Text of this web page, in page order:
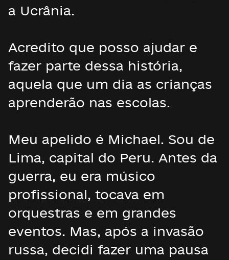
a Ucrânia.
Acredito que posso ajudar e
fazer parte dessa história,
aquela que um dia as crianças
aprenderão nas escolas.
Meu apelido é Michael. Sou de
Lima, capital do Peru. Antes da
guerra, eu era músico
profissional, tocava em
orquestras e em grandes
eventos. Mas, após a invasão
russa, decidi fazer uma pausa